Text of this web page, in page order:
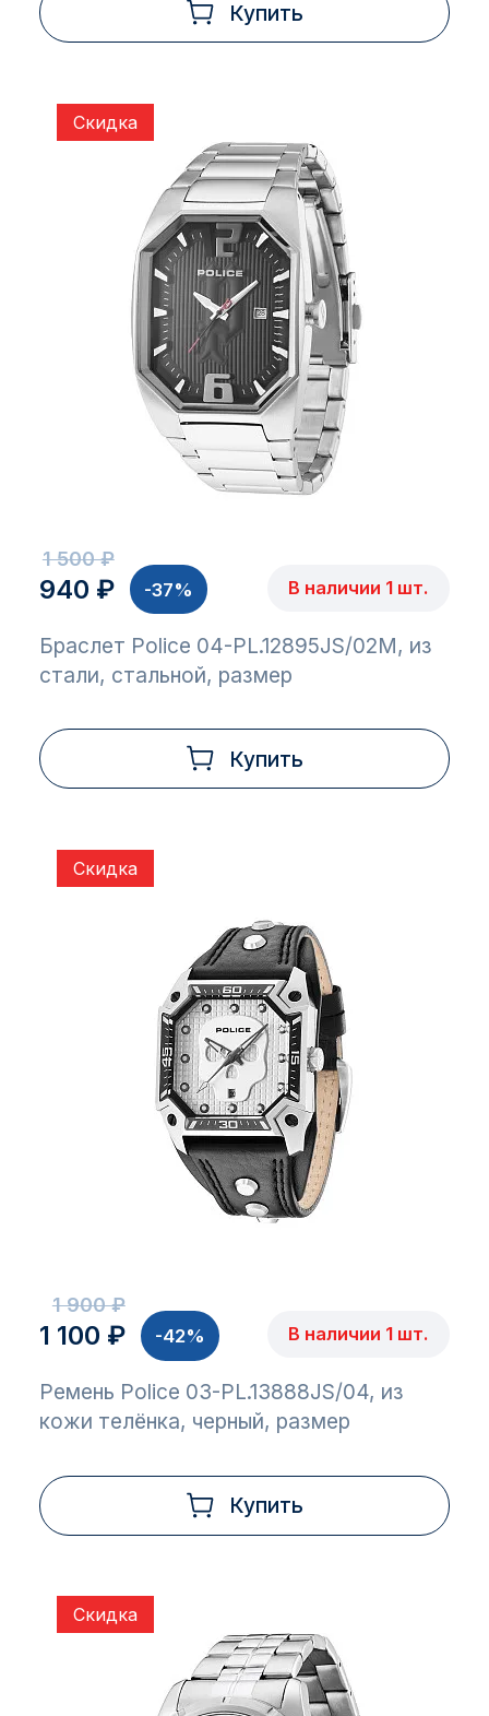
Купить
Скидка
940 ₽
1 500 ₽
-37% В наличии 1 шт.
Браслет Police 04-PL.12895JS/02M, из
стали, стальной, размер
Купить
Скидка
1 100 ₽
1 900 ₽
-42% В наличии 1 шт.
Ремень Police 03-PL.13888JS/04, из
кожи телёнка, черный, размер
Купить
Скидка